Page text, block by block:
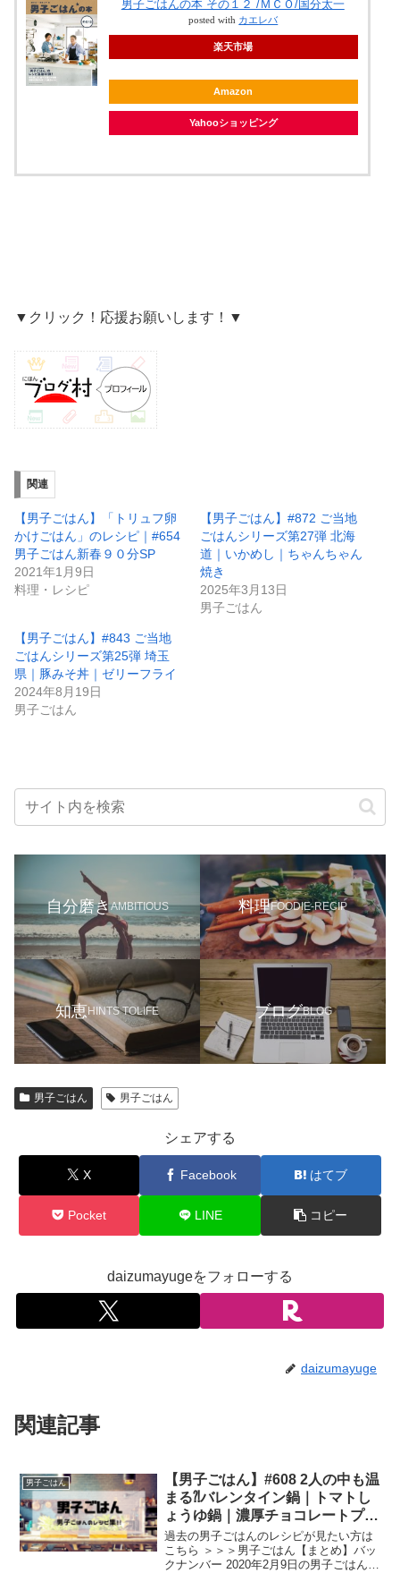
男子ごはんの本 その１２ /ＭＣＯ/国分太一
posted with カエレバ
楽天市場
Amazon
Yahooショッピング
▼クリック！応援お願いします！▼
関連
【男子ごはん】「トリュフ卵
かけごはん」のレシピ｜#654
男子ごはん新春９０分SP
2021年1月9日
料理・レシピ
【男子ごはん】#872 ご当地
ごはんシリーズ第27弾 北海
道｜いかめし｜ちゃんちゃん
焼き
2025年3月13日
男子ごはん
【男子ごはん】#843 ご当地
ごはんシリーズ第25弾 埼玉
県｜豚みそ丼｜ゼリーフライ
2024年8月19日
男子ごはん
自分磨きAMBITIOUS 料理FOODIE-RECIP
知恵HINTS TOLIFE ブログBLOG
男子ごはん 男子ごはん
シェアする
X Facebook はてブ
Pocket LINE コピー
daizumayugeをフォローする
daizumayuge
関連記事
男子ごはん
【男子ごはん】#608 2人の中も温
まる⁈バレンタイン鍋｜トマトし
ょうゆ鍋｜濃厚チョコレートプリ
ン
過去の男子ごはんのレシピが見たい方は
こちら ＞＞＞男子ごはん【まとめ】バッ
クナンバー 2020年2月9日の男子ごはん